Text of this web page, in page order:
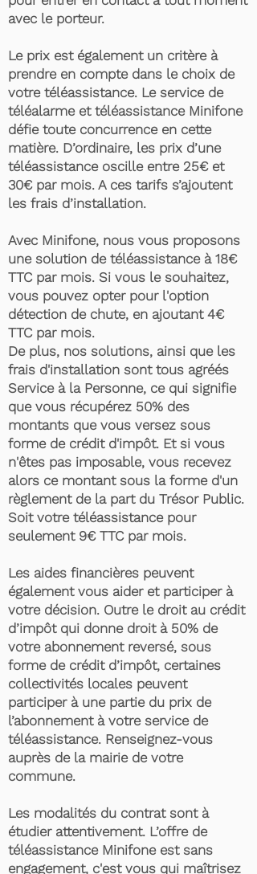
avec le porteur.
Le prix est également un critère à
prendre en compte dans le choix de
votre téléassistance. Le service de
téléalarme et téléassistance Minifone
défie toute concurrence en cette
matière. D’ordinaire, les prix d’une
téléassistance oscille entre 25€ et
30€ par mois. A ces tarifs s’ajoutent
les frais d’installation.
Avec Minifone, nous vous proposons
une solution de téléassistance à 18€
TTC par mois. Si vous le souhaitez,
vous pouvez opter pour l'option
détection de chute, en ajoutant 4€
TTC par mois.
De plus, nos solutions, ainsi que les
frais d'installation sont tous agréés
Service à la Personne, ce qui signifie
que vous récupérez 50% des
montants que vous versez sous
forme de crédit d'impôt. Et si vous
n'êtes pas imposable, vous recevez
alors ce montant sous la forme d'un
règlement de la part du Trésor Public.
Soit votre téléassistance pour
seulement 9€ TTC par mois.
Les aides financières peuvent
également vous aider et participer à
votre décision. Outre le droit au crédit
d’impôt qui donne droit à 50% de
votre abonnement reversé, sous
forme de crédit d’impôt, certaines
collectivités locales peuvent
participer à une partie du prix de
l’abonnement à votre service de
téléassistance. Renseignez-vous
auprès de la mairie de votre
commune.
Les modalités du contrat sont à
étudier attentivement. L’offre de
téléassistance Minifone est sans
engagement, c'est vous qui maîtrisez